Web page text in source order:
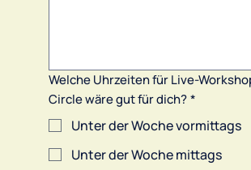
Welche Uhrzeiten für Live-
Circle wäre gut für dich?*
Unter der Woche vormittags
Unter der Woche mittags